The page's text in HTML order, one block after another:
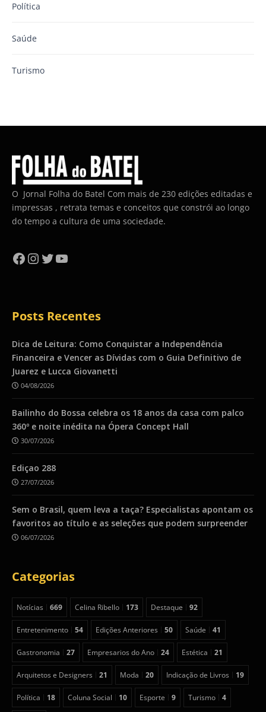
Política
Saúde
Turismo
O Jornal Folha do Batel Com mais de 230 edições editadas e
impressas , retrata temas e conceitos que constrói ao longo
do tempo a cultura de uma sociedade.
Facebook
Instagram
Twitter
YouTube
Posts Recentes
Dica de Leitura: Como Conquistar a Independência
Financeira e Vencer as Dívidas com o Guia Definitivo de
Juarez e Lucca Giovanetti
04/08/2026
Bailinho do Bossa celebra os 18 anos da casa com palco
360º e noite inédita na Ópera Concept Hall
30/07/2026
Ediçao 288
27/07/2026
Sem o Brasil, quem leva a taça? Especialistas apontam os
favoritos ao título e as seleções que podem surpreender
06/07/2026
Categorias
Notícias 669 Celina Ribello 173 Destaque 92
Entretenimento 54 Edições Anteriores 50 Saúde 41
Gastronomia 27 Empresarios do Ano 24 Estética 21
Arquitetos e Designers 21 Moda 20 Indicação de Livros 19
Política 18 Coluna Social 10 Esporte 9 Turismo 4